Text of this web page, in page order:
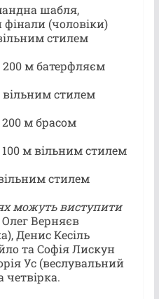
шабля,
(чоловіки)
стилем
200 м батерфляєм
вільним стилем
м брасом
м вільним стилем
стилем
можуть виступити
Верняєв
Денис Кесіль
та Софія Лискун
Ус (веслувальний
четвірка.